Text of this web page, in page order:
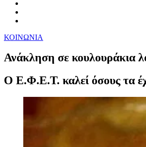
ΚΟΙΝΩΝΙΑ
Ανάκληση σε κουλουράκια
Ο Ε.Φ.Ε.Τ. καλεί όσους τα